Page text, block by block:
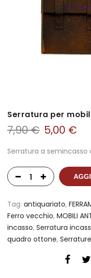
Serratura per
7,90€ 5,00 €
Serratura a semincasso
Tag: antiquariato,
Ferro vecchio, MOBILI
incasso, Serratura
quadro ottone, Serrature